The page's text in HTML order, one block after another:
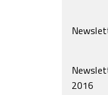
2016